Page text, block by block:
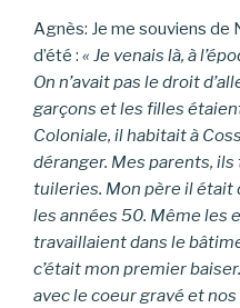
Agnès: Je me souviens de
d’été : « Je venais là, à
On n’avait pas le droit
garçons et les filles
Coloniale, il habitait à
déranger. Mes parents,
tuileries. Mon père il était
les années 50. Même les
travaillaient dans le
c’était mon premier
avec le coeur gravé et